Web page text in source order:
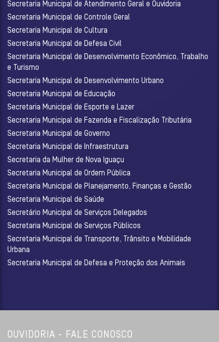
Secretaria Municipal de Atendimento Geral e Ouvidoria
Secretaria Municipal de Controle Geral
Secretaria Municipal de Cultura
Secretaria Municipal de Defesa Civil
Secretaria Municipal de Desenvolvimento Econômico, Trabalho
e Turismo
Secretaria Municipal de Desenvolvimento Urbano
Secretaria Municipal de Educação
Secretaria Municipal de Esporte e Lazer
Secretaria Municipal de Fazenda e Fiscalização Tributária
Secretaria Municipal de Governo
Secretaria Municipal de Infraestrutura
Secretaria da Mulher de Nova Iguaçu
Secretaria Municipal de Ordem Pública
Secretaria Municipal de Planejamento, Finanças e Gestão
Secretaria Municipal de Saúde
Secretário Municipal de Serviços Delegados
Secretaria Municipal de Serviços Públicos
Secretaria Municipal de Transporte, Trânsito e Mobilidade
Urbana
Secretaria Municipal de Defesa e Proteção dos Animais
OUVIDORIA - FALE CONOSCO